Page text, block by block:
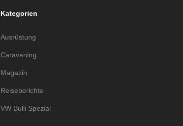
Kategorien
Ausrüstung
Caravaning
Magazin
Reiseberichte
VW Bulli Spezial